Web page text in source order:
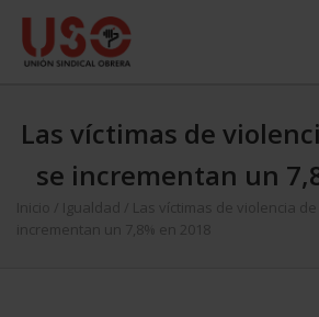
Las víctimas de
se incrementan un
Inicio Igualdad
Las víctimas de violencia de
incrementan un 7,8% en 2018